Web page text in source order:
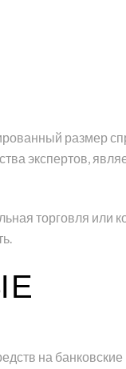
размер
экспертов,
торговля или
на банковские